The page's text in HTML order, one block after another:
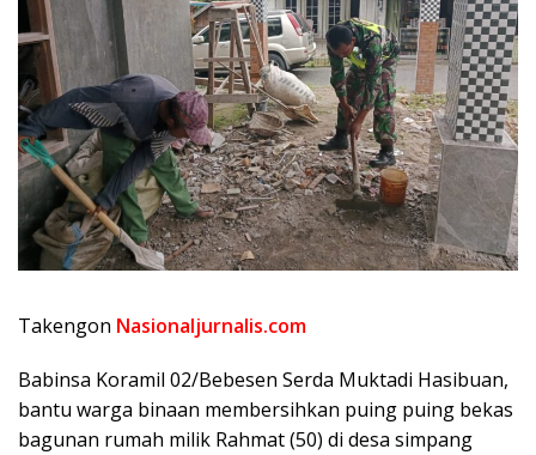
Takengon Nasionaljurnalis.com
Babinsa Koramil 02/Bebesen Serda Muktadi Hasibuan,
bantu warga binaan membersihkan puing puing bekas
bagunan rumah milik Rahmat (50) di desa simpang